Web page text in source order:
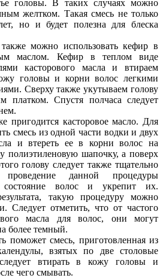
головы. В таких случаях можно
желтком. Такая смесь не только
но и будет полезна для блеска
можно использовать кефир в
маслом. Кефир в теплом виде
касторового масла и втираем
головы и корни волос легкими
Сверху также укутываем голову
платком. Спустя полчаса следует
пригодится касторовое масло. Для
смесь из одной части водки и двух
и втереть ее в корни волос на
полиэтиленовую шапочку, а поверх
голову следует также тщательно
данной процедуры
состояние волос и укрепит их.
такую процедуру можно
Следует отметить, что от частого
масла для волос, они могут
более темный.
поможет смесь, приготовленная из
взятых по две столовые
втирать в кожу головы и
чего смывать.